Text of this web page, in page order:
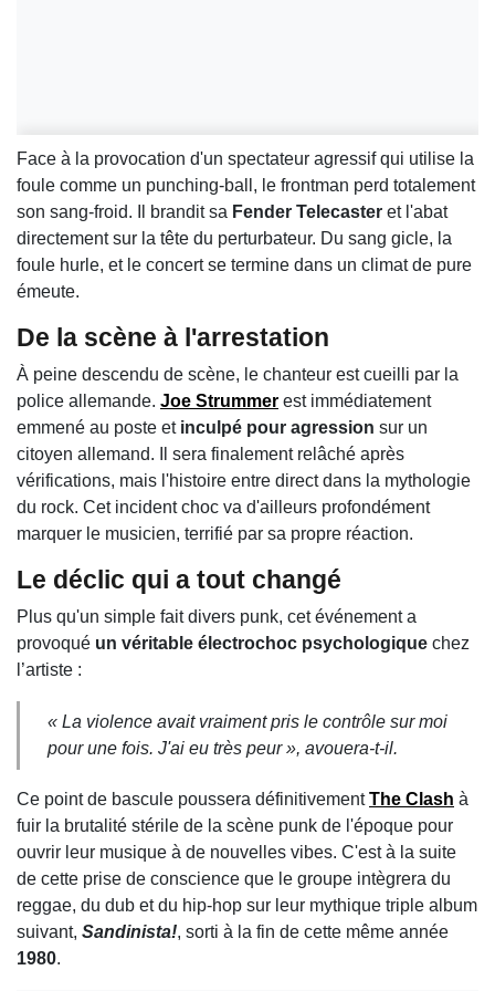
Face à la provocation d'un spectateur agressif qui utilise la
foule comme un punching-ball, le frontman perd totalement
son sang-froid. Il brandit sa Fender Telecaster et l'abat
directement sur la tête du perturbateur. Du sang gicle, la
foule hurle, et le concert se termine dans un climat de pure
émeute.
De la scène à l'arrestation
À peine descendu de scène, le chanteur est cueilli par la
police allemande. Joe Strummer est immédiatement
emmené au poste et inculpé pour agression sur un
citoyen allemand. Il sera finalement relâché après
vérifications, mais l'histoire entre direct dans la mythologie
du rock. Cet incident choc va d'ailleurs profondément
marquer le musicien, terrifié par sa propre réaction.
Le déclic qui a tout changé
Plus qu'un simple fait divers punk, cet événement a
provoqué un véritable électrochoc psychologique chez
l’artiste :
« La violence avait vraiment pris le contrôle sur moi
pour une fois. J'ai eu très peur », avouera-t-il.
Ce point de bascule poussera définitivementThe Clash à
fuir la brutalité stérile de la scène punk de l'époque pour
ouvrir leur musique à de nouvelles vibes. C'est à la suite
de cette prise de conscience que le groupe intègrera du
reggae, du dub et du hip-hop sur leur mythique triple album
suivant, Sandinista!, sorti à la fin de cette même année
1980.